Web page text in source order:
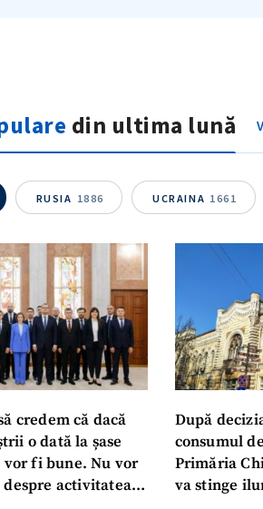
din ultima lună
RUSIA 1886 UCRAINA 1661
credem că dacă
o dată la șase
fi bune. Nu vor
despre activitatea
După
consumul
Primăria
va stinge